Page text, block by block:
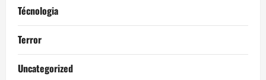
Técnologia
Terror
Uncategorized